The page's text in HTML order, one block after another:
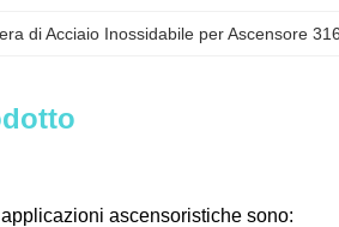
di Acciaio Inossidabile per Ascensore 316
ascensoristiche sono: